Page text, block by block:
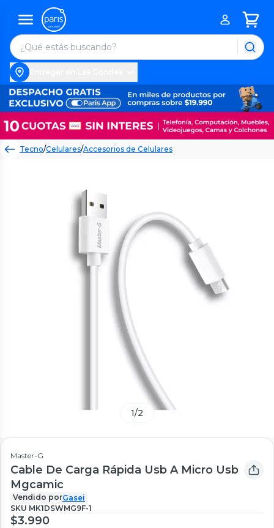
Tecno/Celulares/Accesorios de Celulares
1/2
Master-G
Cable De Carga Rápida Usb A Micro Usb
Mgcamic
Vendido porGasei
SKU MK1DSWMG9F-1
$3.990